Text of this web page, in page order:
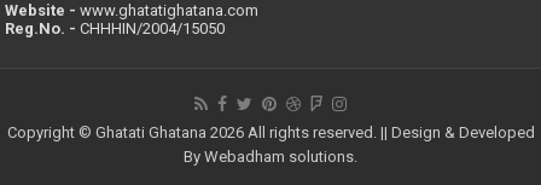
Website -www.ghatatighatana.com
Reg.No. -CHHHIN/2004/15050
Copyright © Ghatati Ghatana 2026 All rights reserved. || Design & Developed
By Webadham solutions.